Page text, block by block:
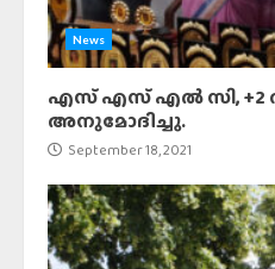
News
എസ് എസ് എൽ സി, +2
അനുമോദിച്ചു.
September 18, 2021